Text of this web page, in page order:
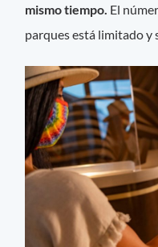
mismo tiempo. El
parques está limitado y